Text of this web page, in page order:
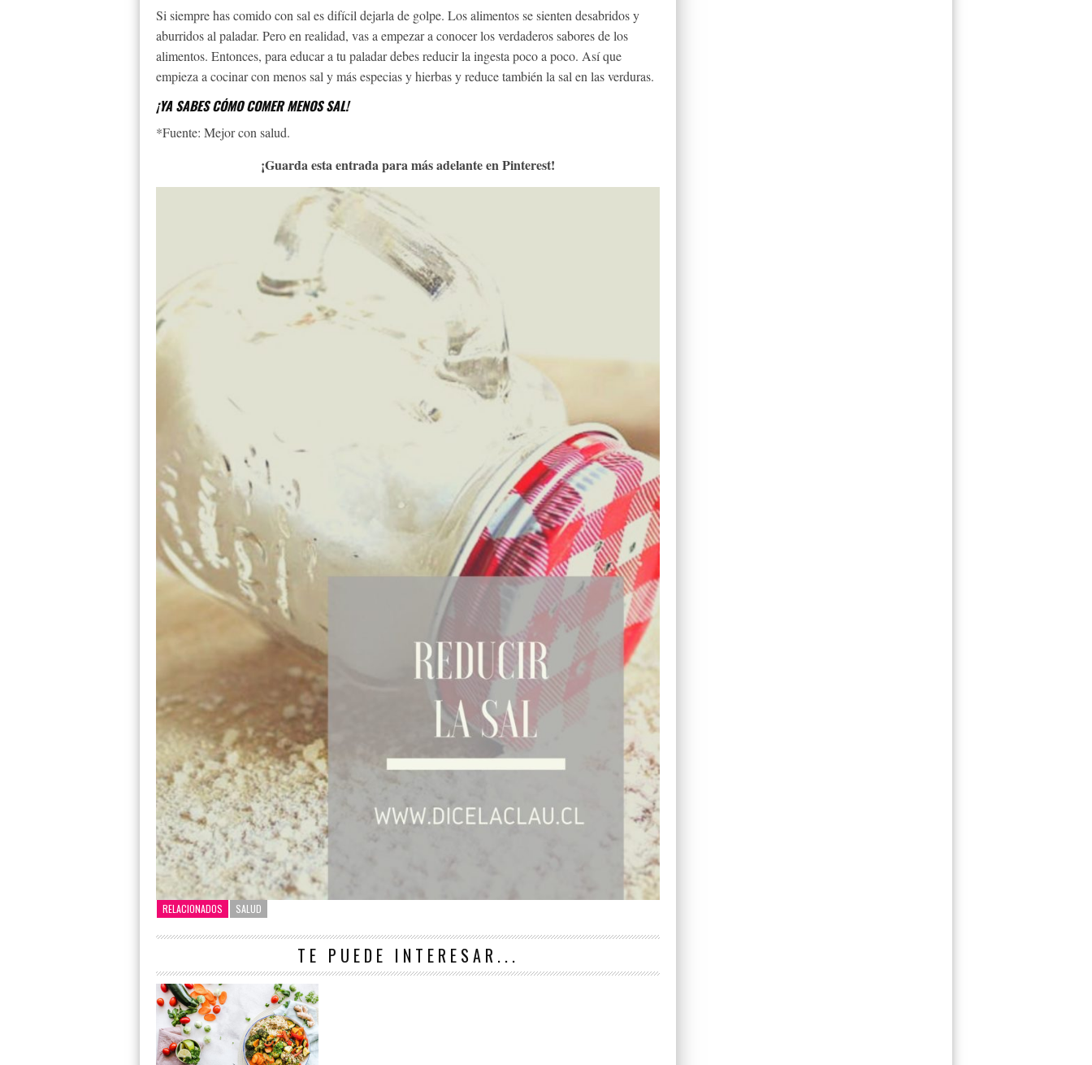
Si siempre has comido con sal es difícil dejarla de golpe. Los alimentos se sienten desabridos y
aburridos al paladar. Pero en realidad, vas a empezar a conocer los verdaderos sabores de los
alimentos. Entonces, para educar a tu paladar debes reducir la ingesta poco a poco. Así que
empieza a cocinar con menos sal y más especias y hierbas y reduce también la sal en las verduras.
¡YA SABES CÓMO COMER MENOS SAL!
*Fuente: Mejor con salud.
¡Guarda esta entrada para más adelante en Pinterest!
RELACIONADOS SALUD
TE PUEDE INTERESAR...